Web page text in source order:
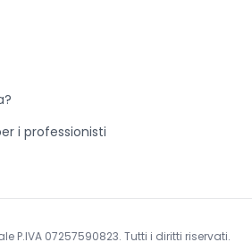
i professionisti
P.IVA 07257590823. Tutti i diritti riservati.